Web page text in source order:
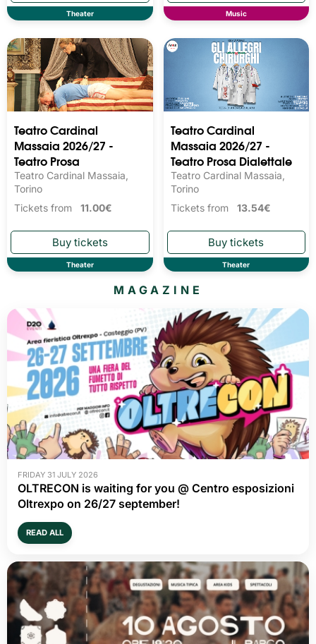
Theater Music
Teatro Cardinal
Massaia 2026/27 -
Teatro Prosa
Teatro Cardinal Massaia,
Torino
Tickets from 11.00€
Theater
Teatro Cardinal
Massaia 2026/27 -
Teatro Prosa Dialettale
Teatro Cardinal Massaia,
Torino
Tickets from 13.54€
Theater
MAGAZINE
FRIDAY 31 JULY 2026
OLTRECON is waiting for you @ Centro esposizioni
Oltrexpo on 26/27 september!
READ ALL